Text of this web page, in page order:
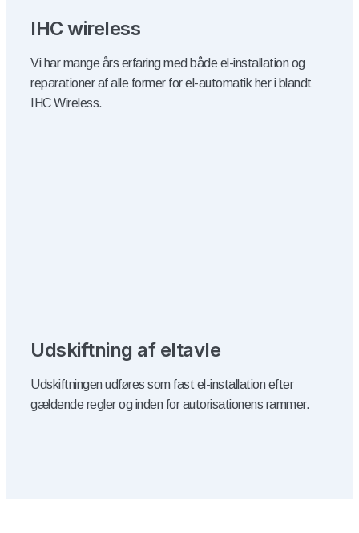
​IHC wireless
Vi har mange års erfaring med både el-installation og
reparationer af alle former for el-automatik her i blandt
IHC Wireless.
Udskiftning af eltavle
Udskiftningen udføres som fast el-installation efter
gældende regler og inden for autorisationens rammer.